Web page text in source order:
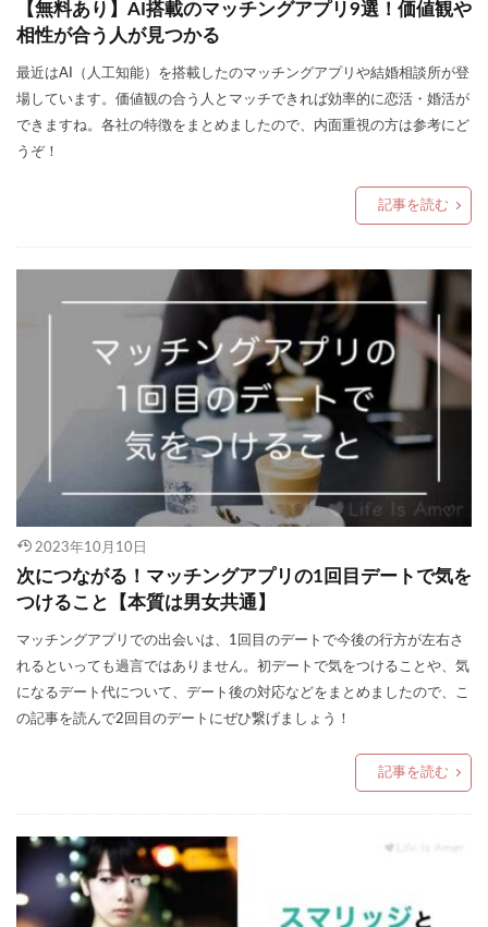
【無料あり】AI搭載のマッチングアプリ9選！価値観や
相性が合う人が見つかる
最近はAI（人工知能）を搭載したのマッチングアプリや結婚相談所が登
場しています。価値観の合う人とマッチできれば効率的に恋活・婚活が
できますね。各社の特徴をまとめましたので、内面重視の方は参考にど
うぞ！
記事を読む
2023年10月10日
次につながる！マッチングアプリの1回目デートで気を
つけること【本質は男女共通】
マッチングアプリでの出会いは、1回目のデートで今後の行方が左右さ
れるといっても過言ではありません。初デートで気をつけることや、気
になるデート代について、デート後の対応などをまとめましたので、こ
の記事を読んで2回目のデートにぜひ繋げましょう！
記事を読む